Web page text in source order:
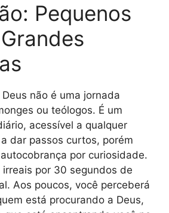
Pequenos
não é uma jornada
ou teólogos. É um
acessível a qualquer
dar passos curtos, porém
por curiosidade.
por 30 segundos de
Aos poucos, você perceberá
está procurando a Deus,